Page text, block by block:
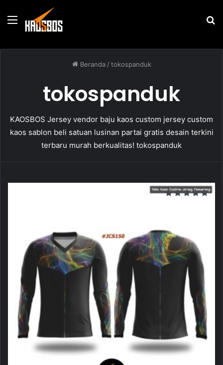
Menu
Beranda / tokospanduk
tokospanduk
KAOSBOS Jersey vendor baju kaos custom jersey custom
kaos sablon beli satuan lusinan partai gratis desain terkini
terbaru murah berkualitas! tokospanduk